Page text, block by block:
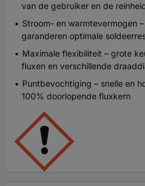
van de gebruiker en de
Stroom- en warmtevermogen
garanderen optimale
Maximale flexibiliteit – grote
fluxen en verschillende
Puntbevochtiging – snelle en
100% doorlopende fluxkern